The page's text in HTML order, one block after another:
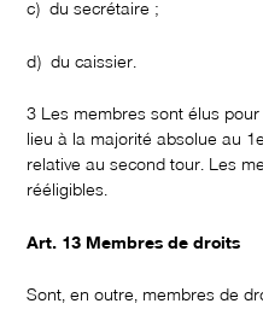
c) du secrétaire ;
d) du caissier.
3 Les membres sont élus pour
lieu à la majorité absolue au
relative au second tour. Les
rééligibles.
Art. 13 Membres de droits
Sont, en outre, membres de